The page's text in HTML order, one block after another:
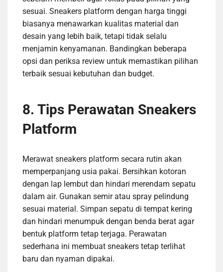
sesuai. Sneakers platform dengan harga tinggi
biasanya menawarkan kualitas material dan
desain yang lebih baik, tetapi tidak selalu
menjamin kenyamanan. Bandingkan beberapa
opsi dan periksa review untuk memastikan pilihan
terbaik sesuai kebutuhan dan budget.
8. Tips Perawatan Sneakers
Platform
Merawat sneakers platform secara rutin akan
memperpanjang usia pakai. Bersihkan kotoran
dengan lap lembut dan hindari merendam sepatu
dalam air. Gunakan semir atau spray pelindung
sesuai material. Simpan sepatu di tempat kering
dan hindari menumpuk dengan benda berat agar
bentuk platform tetap terjaga. Perawatan
sederhana ini membuat sneakers tetap terlihat
baru dan nyaman dipakai.